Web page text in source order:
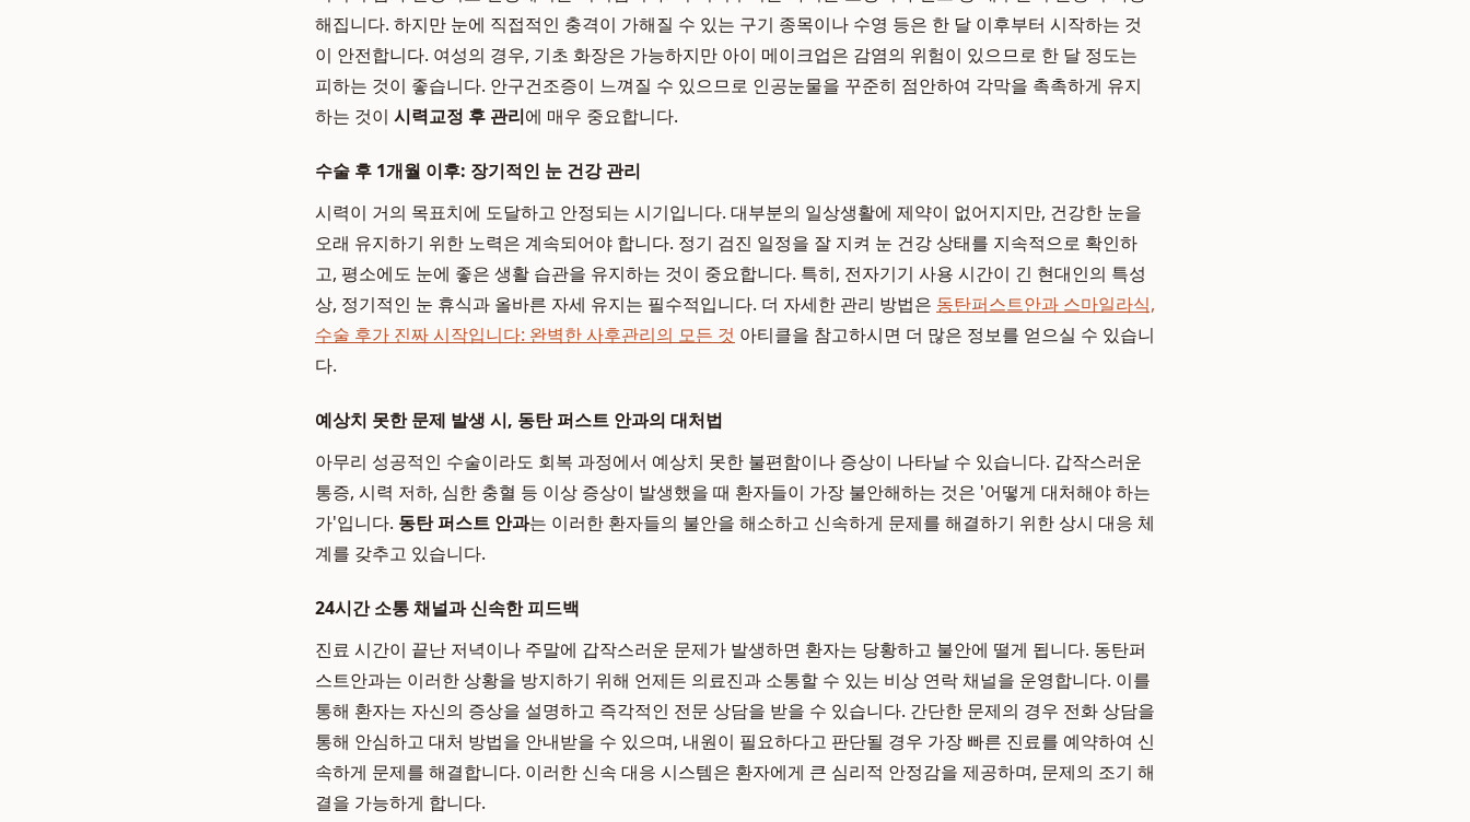
해집니다. 하지만 눈에 직접적인 충격이 가해질 수 있는 구기 종목이나 수영 등은 한 달 이후부터 시작하는 것
이 안전합니다. 여성의 경우, 기초 화장은 가능하지만 아이 메이크업은 감염의 위험이 있으므로 한 달 정도는
피하는 것이 좋습니다. 안구건조증이 느껴질 수 있으므로 인공눈물을 꾸준히 점안하여 각막을 촉촉하게 유지
하는 것이 시력교정 후 관리에 매우 중요합니다.
수술 후 1개월 이후: 장기적인 눈 건강 관리
시력이 거의 목표치에 도달하고 안정되는 시기입니다. 대부분의 일상생활에 제약이 없어지지만, 건강한 눈을
오래 유지하기 위한 노력은 계속되어야 합니다. 정기 검진 일정을 잘 지켜 눈 건강 상태를 지속적으로 확인하
고, 평소에도 눈에 좋은 생활 습관을 유지하는 것이 중요합니다. 특히, 전자기기 사용 시간이 긴 현대인의 특성
상, 정기적인 눈 휴식과 올바른 자세 유지는 필수적입니다. 더 자세한 관리 방법은 동탄퍼스트안과 스마일라식,
수술 후가 진짜 시작입니다: 완벽한 사후관리의 모든 것 아티클을 참고하시면 더 많은 정보를 얻으실 수 있습니
다.
예상치 못한 문제 발생 시, 동탄 퍼스트 안과의 대처법
아무리 성공적인 수술이라도 회복 과정에서 예상치 못한 불편함이나 증상이 나타날 수 있습니다. 갑작스러운
통증, 시력 저하, 심한 충혈 등 이상 증상이 발생했을 때 환자들이 가장 불안해하는 것은 '어떻게 대처해야 하는
가'입니다. 동탄 퍼스트 안과는 이러한 환자들의 불안을 해소하고 신속하게 문제를 해결하기 위한 상시 대응 체
계를 갖추고 있습니다.
24시간 소통 채널과 신속한 피드백
진료 시간이 끝난 저녁이나 주말에 갑작스러운 문제가 발생하면 환자는 당황하고 불안에 떨게 됩니다. 동탄퍼
스트안과는 이러한 상황을 방지하기 위해 언제든 의료진과 소통할 수 있는 비상 연락 채널을 운영합니다. 이를
통해 환자는 자신의 증상을 설명하고 즉각적인 전문 상담을 받을 수 있습니다. 간단한 문제의 경우 전화 상담을
통해 안심하고 대처 방법을 안내받을 수 있으며, 내원이 필요하다고 판단될 경우 가장 빠른 진료를 예약하여 신
속하게 문제를 해결합니다. 이러한 신속 대응 시스템은 환자에게 큰 심리적 안정감을 제공하며, 문제의 조기 해
결을 가능하게 합니다.